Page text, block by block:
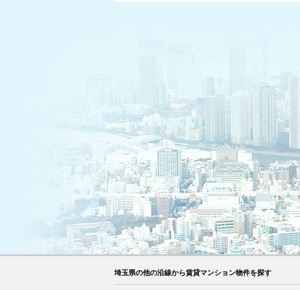
埼玉県の他の沿線から賃貸マンション物件を探す